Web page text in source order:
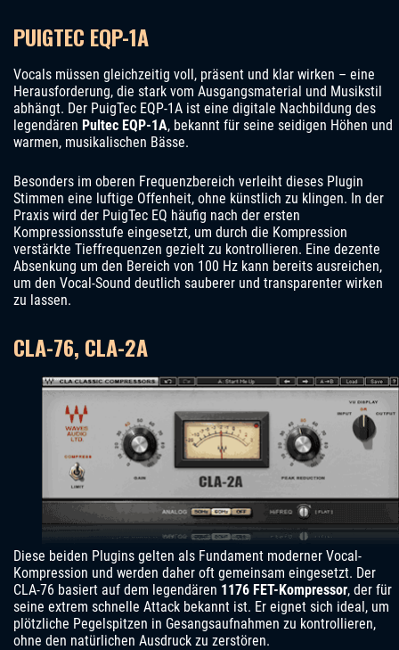
PUIGTEC EQP-1A
Vocals müssen gleichzeitig voll, präsent und klar wirken – eine
Herausforderung, die stark vom Ausgangsmaterial und Musikstil
abhängt. Der PuigTec EQP-1A ist eine digitale Nachbildung des
legendären Pultec EQP-1A, bekannt für seine seidigen Höhen und
warmen, musikalischen Bässe.
Besonders im oberen Frequenzbereich verleiht dieses Plugin
Stimmen eine luftige Offenheit, ohne künstlich zu klingen. In der
Praxis wird der PuigTec EQ häufig nach der ersten
Kompressionsstufe eingesetzt, um durch die Kompression
verstärkte Tieffrequenzen gezielt zu kontrollieren. Eine dezente
Absenkung um den Bereich von 100 Hz kann bereits ausreichen,
um den Vocal-Sound deutlich sauberer und transparenter wirken
zu lassen.
CLA-76, CLA-2A
Diese beiden Plugins gelten als Fundament moderner Vocal-
Kompression und werden daher oft gemeinsam eingesetzt. Der
CLA-76 basiert auf dem legendären 1176 FET-Kompressor, der für
seine extrem schnelle Attack bekannt ist. Er eignet sich ideal, um
plötzliche Pegelspitzen in Gesangsaufnahmen zu kontrollieren,
ohne den natürlichen Ausdruck zu zerstören.